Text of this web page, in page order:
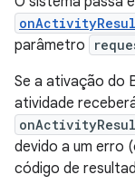
parâmetro
Se a ativação do
atividade
devido a um erro
código de